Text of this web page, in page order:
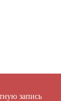
запись